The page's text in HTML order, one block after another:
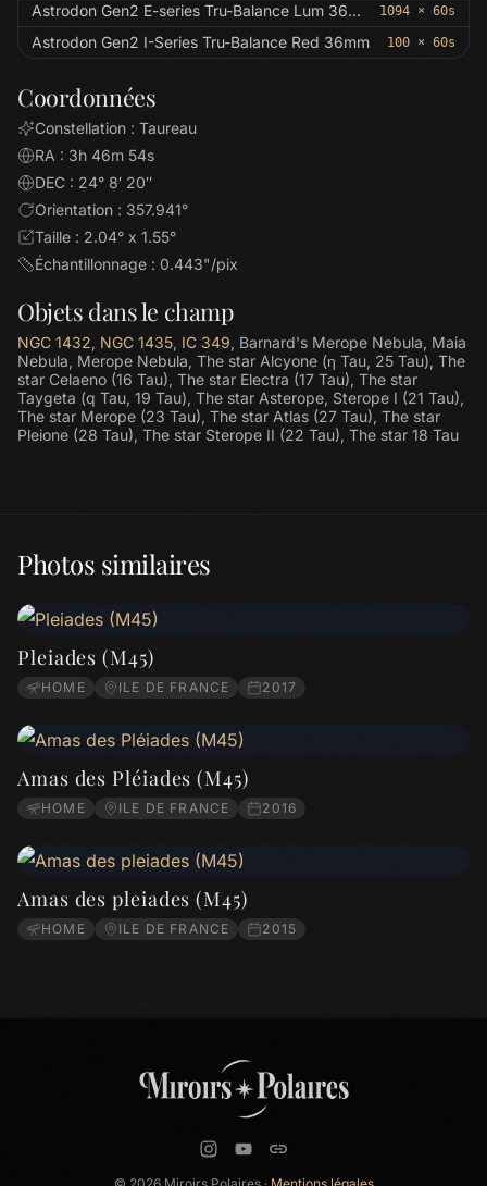
Astrodon Gen2 E-series Tru-Balance Lum 36mm 1094 × 60s
Astrodon Gen2 I-Series Tru-Balance Red 36mm 100 × 60s
Coordonnées
Constellation : Taureau
RA : 3h 46m 54s
DEC : 24° 8′ 20″
Orientation : 357.941°
Taille : 2.04° x 1.55°
Échantillonnage : 0.443"/pix
Objets dans le champ
NGC 1432, NGC 1435, IC 349, Barnard's Merope Nebula, Maia
Nebula, Merope Nebula, The star Alcyone (η Tau, 25 Tau), The
star Celaeno (16 Tau), The star Electra (17 Tau), The star
Taygeta (q Tau, 19 Tau), The star Asterope, Sterope I (21 Tau),
The star Merope (23 Tau), The star Atlas (27 Tau), The star
Pleione (28 Tau), The star Sterope II (22 Tau), The star 18 Tau
Photos similaires
Pleiades (M45)
HOME ILE DE FRANCE 2017
Amas des Pléiades (M45)
HOME ILE DE FRANCE 2016
Amas des pleiades (M45)
HOME ILE DE FRANCE 2015